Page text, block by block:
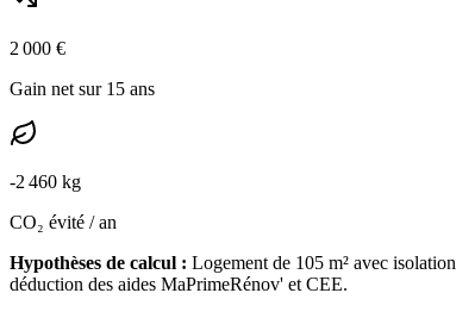
2 000 €
Gain net sur 15 ans
-2 460 kg
CO₂ évité / an
Hypothèses de calcul : Logement de 105 m² avec isolation
déduction des aides MaPrimeRénov' et CEE.